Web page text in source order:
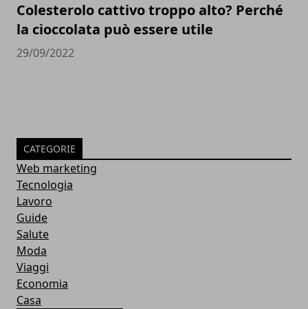
Colesterolo cattivo troppo alto? Perché
la cioccolata può essere utile
29/09/2022
CATEGORIE
Web marketing
Tecnologia
Lavoro
Guide
Salute
Moda
Viaggi
Economia
Casa